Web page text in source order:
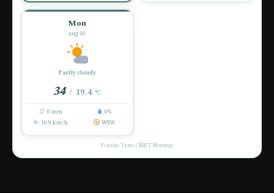
Mon
aug 10
Partly cloudy
34 / 19.4 °C
0 mm
0%
16.9 km/h
WSW
Forrás: Yr.no / MET Norway